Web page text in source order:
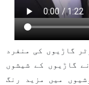
گاڑیوں کی منفرد
گاڑیوں کے شیشوں
میں مزید رنگ